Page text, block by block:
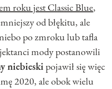
roku jest Classic Blue,
od błękitu, ale
po zmroku lub tafla
mody postanowili
niebieskipojawił się więc
2020, ale obok wielu